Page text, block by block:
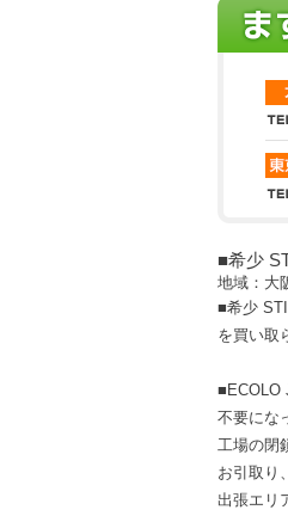
■希少
地域：大
■希少
を買い取
■ECOLO
不要にな
工場の閉
お引取り
出張エリ